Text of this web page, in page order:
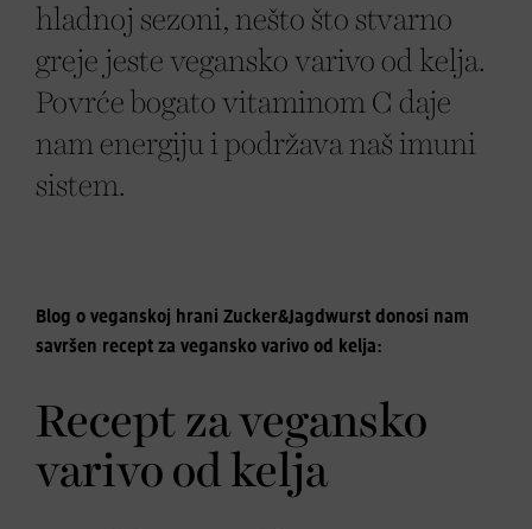
hladnoj sezoni, nešto što stvarno
greje jeste vegansko varivo od kelja.
Povrće bogato vitaminom C daje
nam energiju i podržava naš imuni
sistem.
Blog o veganskoj hrani Zucker&Jagdwurst donosi nam
savršen recept za vegansko varivo od kelja:
Recept za vegansko
varivo od kelja